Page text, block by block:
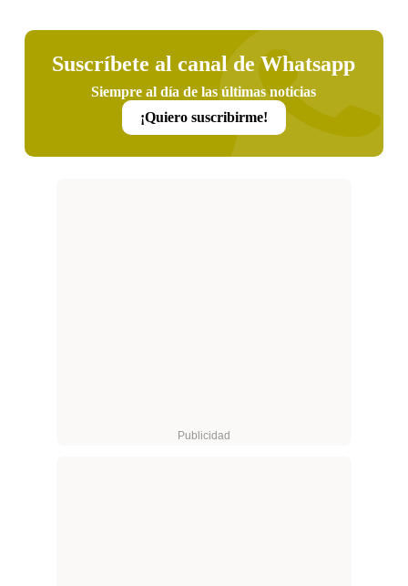
Suscríbete al canal de Whatsapp
Siempre al día de las últimas noticias
¡Quiero suscribirme!